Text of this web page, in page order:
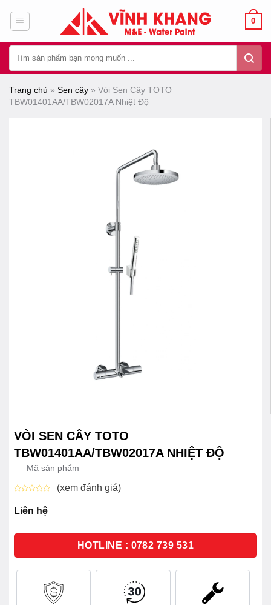
dung
0
kiếm:
Trang chủ » Sen cây » Vòi Sen Cây TOTO
TBW01401AA/TBW02017A Nhiệt Độ
VÒI SEN CÂY TOTO
TBW01401AA/TBW02017A NHIỆT ĐỘ
Mã sản phẩm
xếp
hạng
sao
(xem đánh giá)
Liên hệ
HOTLINE : 0782 739 531